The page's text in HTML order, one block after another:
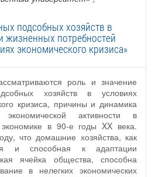
подсобных хозяйств в
жизненных потребностей
экономического кризиса»
роль и значение
хозяйств в условиях
кризиса, причины и динамика
активности в
экономике в 90-е годы XX века.
что домашние хозяйства, как
и способная к адаптации
ячейка общества, способна
в нелегких экономических